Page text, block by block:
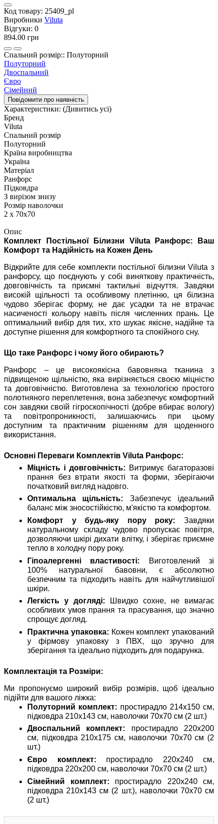
Код товару: 25409_pl
Виробники Viluta
Відгуки: 0
894.00 грн
Спальний розмір:: Полуторний
Полуторний
Двоспальний
Євро
Сімейний
Повідомити про наявність
Характеристики: (Дивитись усі)
Бренд
Viluta
Спальний розмір
Полуторний
Країна виробництва
Україна
Матеріал
Ранфорс
Підковдра
З вирізом знизу
Розмір наволочки
2 х 70х70
Опис
Комплект Постільної Білизни Viluta Ранфорс: Ваш
Комфорт та Надійність на Кожен День
Відкрийте для себе комплекти постільної білизни Viluta з
ранфорсу, що поєднують у собі виняткову практичність,
довговічність та приємні тактильні відчуття. Завдяки
високій щільності та особливому плетінню, ця білизна
чудово зберігає форму, не дає усадки та не втрачає
насиченості кольору навіть після численних прань. Це
оптимальний вибір для тих, хто шукає якісне, надійне та
доступне рішення для комфортного та спокійного сну.
Що таке Ранфорс і чому його обирають?
Ранфорс – це високоякісна бавовняна тканина з
підвищеною щільністю, яка вирізняється своєю міцністю
та довговічністю. Виготовлена за технологією простого
полотняного переплетення, вона забезпечує комфортний
сон завдяки своїй гігроскопічності (добре вбирає вологу)
та повітропроникності, залишаючись при цьому
доступним та практичним рішенням для щоденного
використання.
Основні Переваги Комплектів Viluta Ранфорс:
Міцність і довговічність: Витримує багаторазові
прання без втрати якості та форми, зберігаючи
початковий вигляд надовго.
Оптимальна щільність: Забезпечує ідеальний
баланс між зносостійкістю, м'якістю та комфортом.
Комфорт у будь-яку пору року: Завдяки
натуральному складу чудово пропускає повітря,
дозволяючи шкірі дихати влітку, і зберігає приємне
тепло в холодну пору року.
Гіпоалергенні властивості: Виготовлений зі
100% натуральної бавовни, є абсолютно
безпечним та підходить навіть для найчутливішої
шкіри.
Легкість у догляді: Швидко сохне, не вимагає
особливих умов прання та прасування, що значно
спрощує догляд.
Практична упаковка: Кожен комплект упакований
у фірмову упаковку з ПВХ, що зручно для
зберігання та ідеально підходить для подарунка.
Комплектація та Розміри:
Ми пропонуємо широкий вибір розмірів, щоб ідеально
підійти для вашого ліжка:
Полуторний комплект: простирадло 214х150 см,
підковдра 210х143 см, наволочки 70х70 см (2 шт.)
Двоспальний комплект: простирадло 220х200
см, підковдра 210х175 см, наволочки 70х70 см (2
шт.)
Євро комплект: простирадло 220х240 см,
підковдра 220х200 см, наволочки 70х70 см (2 шт.)
Сімейний комплект: простирадло 220х240 см,
підковдра 210х143 см (2 шт.), наволочки 70х70 см
(2 шт.)